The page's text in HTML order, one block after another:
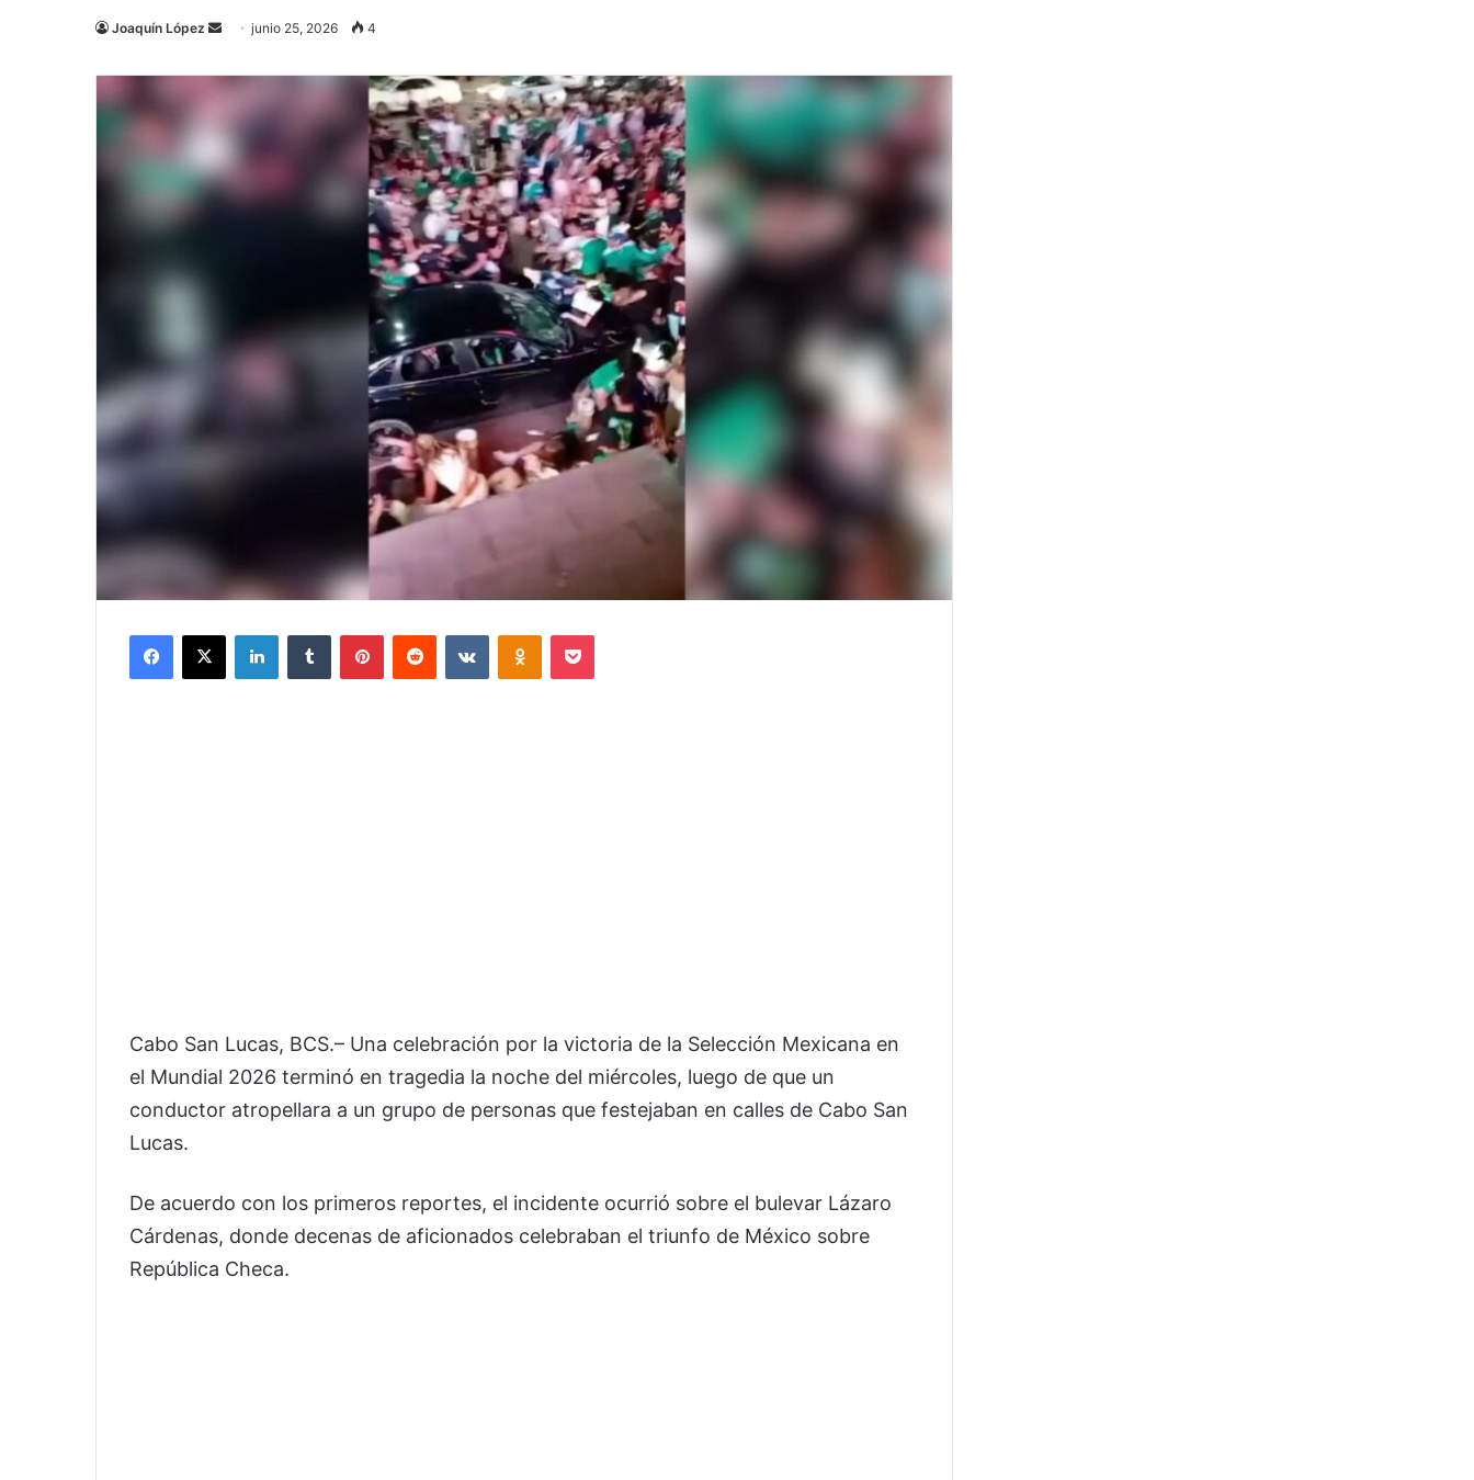
Joaquín López
Send
email
junio 25, 2026 4
Facebook
X LinkedInTumblr PinterestReddit VKontakteOdnoklassniki
Pocket
Cabo San Lucas, BCS.– Una celebración por la victoria de la Selección Mexicana en
el Mundial 2026 terminó en tragedia la noche del miércoles, luego de que un
conductor atropellara a un grupo de personas que festejaban en calles de Cabo San
Lucas.
De acuerdo con los primeros reportes, el incidente ocurrió sobre el bulevar Lázaro
Cárdenas, donde decenas de aficionados celebraban el triunfo de México sobre
República Checa.